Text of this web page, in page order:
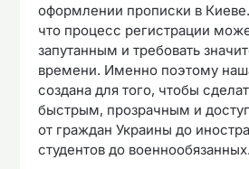
оформлении прописки в
что процесс регистрации
запутанным и требовать
времени. Именно поэтому
создана для того, чтобы
быстрым, прозрачным и
от граждан Украины до
студентов до военнообязанных.